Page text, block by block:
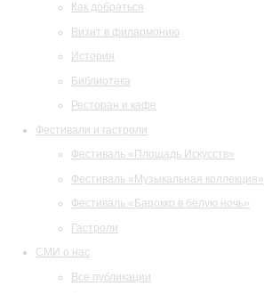
Как добраться
Визит в филармонию
История
Библиотека
Ресторан и кафе
Фестивали и гастроли
Фестиваль «Площадь Искусств»
Фестиваль «Музыкальная коллекция»
Фестиваль «Барокко в белую ночь»
Гастроли
СМИ о нас
Все публикации